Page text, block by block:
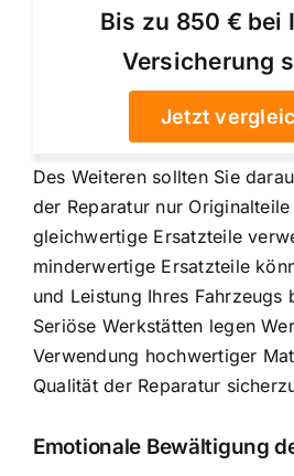
Bis zu 850 € bei
Versicherung
Jetzt
Des Weiteren sollten Sie
der Reparatur nur
gleichwertige Ersatzteile
minderwertige Ersatzteile
und Leistung Ihres Fahrzeugs
Seriöse Werkstätten legen
Verwendung hochwertiger
Qualität der Reparatur
Emotionale Bewältigung